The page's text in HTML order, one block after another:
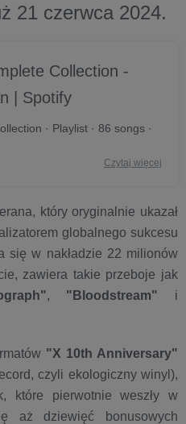
21 czerwca 2024.
Collection -
| Spotify
· Playlist · 86 songs ·
Czytaj więcej
który oryginalnie ukazał
globalnego sukcesu
się w nakładzie 22 milionów
zawiera takie przeboje jak
, "Bloodstream" i
"X 10th Anniversary"
czyli ekologiczny winyl),
które pierwotnie weszły w
aż dziewięć bonusowych